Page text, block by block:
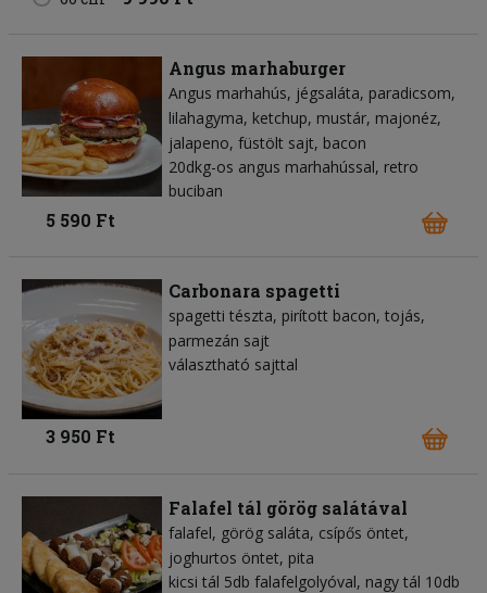
Angus marhaburger
Angus marhahús jégsaláta paradicsom
lilahagyma ketchup mustár majonéz
jalapeno füstölt sajt bacon
20dkg-os angus marhahússal, retro
buciban
5 590 Ft
Carbonara spagetti
spagetti tészta pirított bacon tojás
parmezán sajt
választható sajttal
3 950 Ft
Falafel tál görög salátával
falafel görög saláta csípős öntet
joghurtos öntet pita
kicsi tál 5db falafelgolyóval, nagy tál 10db